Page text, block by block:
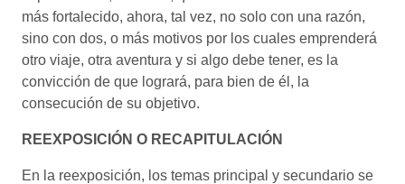
más fortalecido, ahora, tal vez, no solo con una razón,
sino con dos, o más motivos por los cuales emprenderá
otro viaje, otra aventura y si algo debe tener, es la
convicción de que logrará, para bien de él, la
consecución de su objetivo.
REEXPOSICIÓN O RECAPITULACIÓN
En la reexposición, los temas principal y secundario se